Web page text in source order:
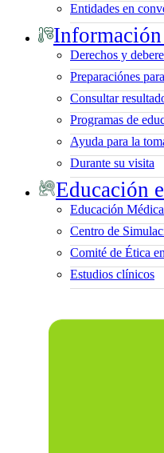
Entidades en
Información
Derechos y
Preparaciónes
Consultar
Programas de
Ayuda para la
Durante su visita
Educación
Educación Médica
Centro de
Comité de Ética
Estudios clínicos